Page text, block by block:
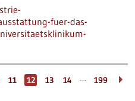
fuer-das-
11 12 13 14 … 199